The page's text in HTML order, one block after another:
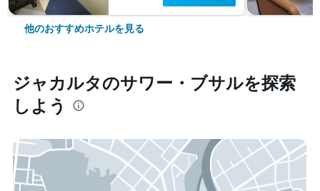
他のおすすめホテルを見る
ジャカルタ​のサワー・ブサル​を探索
しよう